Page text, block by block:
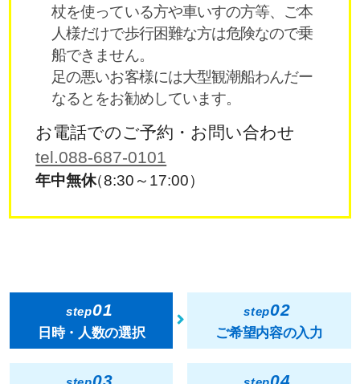
杖を使っている方や車いすの方等、ご本
人様だけで歩行困難な方は危険なので乗
船できません。
足の悪いお客様には大型観潮船わんだー
なるとをお勧めしています。
お電話でのご予約・お問い合わせ
tel.088-687-0101
年中無休（8:30～17:00）
step01
日時・人数の選択
step02
ご希望内容の入力